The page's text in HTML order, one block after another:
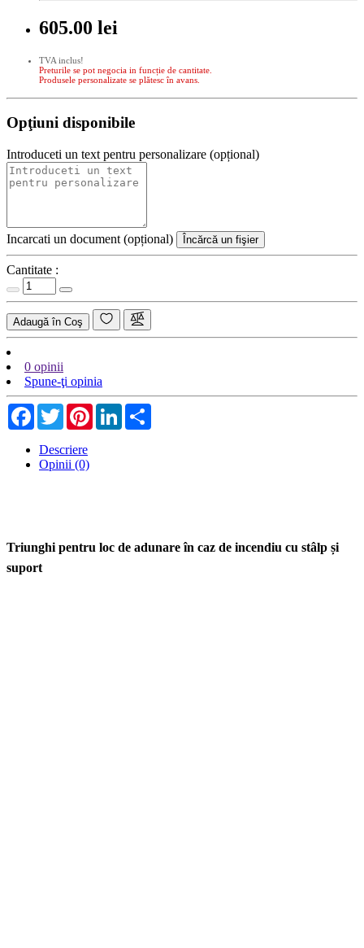
605.00 lei
TVA inclus!
Preturile se pot negocia in funcție de cantitate.
Produsele personalizate se plătesc în avans.
Opţiuni disponibile
Introduceti un text pentru personalizare (opțional)
Incarcati un document (opțional) Încărcă un fişier
Cantitate :
Adaugă în Coş
0 opinii
Spune-ţi opinia
Facebook
TwitterPinterestLinkedIn
Descriere
Opinii (0)
Triunghi pentru loc de adunare în caz de incendiu cu stâlp și
suport